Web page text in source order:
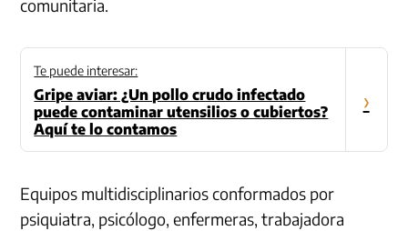
comunitaria.
Te puede interesar:
Gripe aviar: ¿Un pollo crudo infectado
puede contaminar utensilios o cubiertos?
Aquí te lo contamos
›
Equipos multidisciplinarios conformados por
psiquiatra, psicólogo, enfermeras, trabajadora